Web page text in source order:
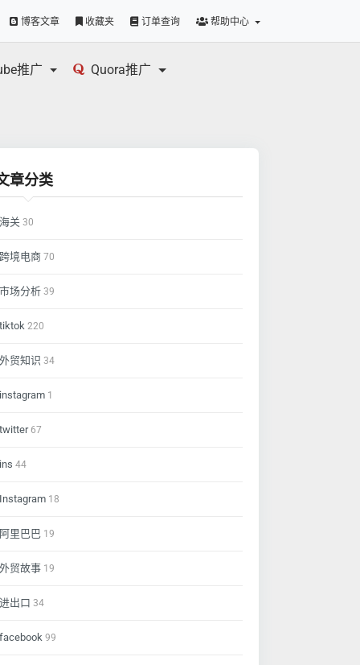
博客文章 收藏夹 订单查询 帮助中心
推广 Quora推广
章分类
海关 30
跨境电商 70
市场分析 39
tiktok 220
外贸知识 34
instagram 1
twitter67
ins 44
Instagram 18
阿里巴巴 19
外贸故事 19
进出口 34
facebook 99